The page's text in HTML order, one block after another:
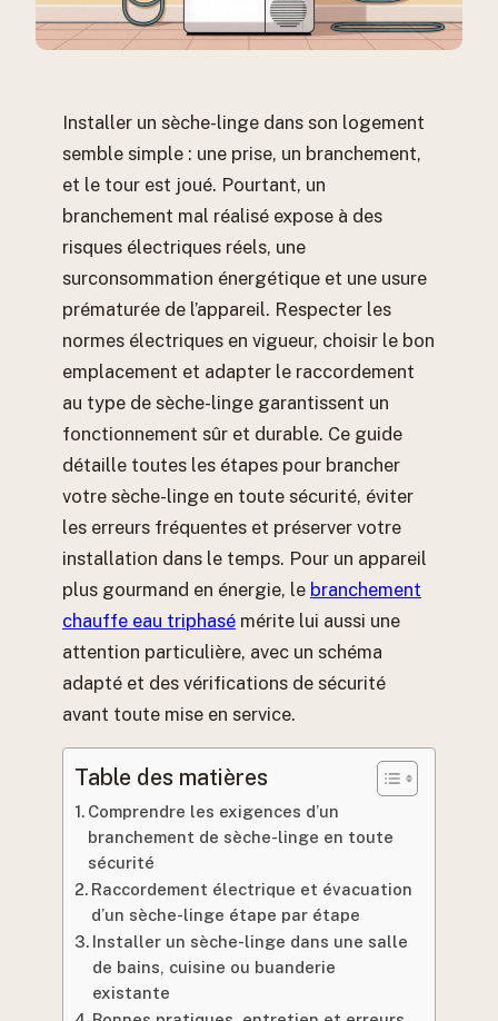
Installer un sèche-linge dans son logement
semble simple : une prise, un branchement,
et le tour est joué. Pourtant, un
branchement mal réalisé expose à des
risques électriques réels, une
surconsommation énergétique et une usure
prématurée de l’appareil. Respecter les
normes électriques en vigueur, choisir le bon
emplacement et adapter le raccordement
au type de sèche-linge garantissent un
fonctionnement sûr et durable. Ce guide
détaille toutes les étapes pour brancher
votre sèche-linge en toute sécurité, éviter
les erreurs fréquentes et préserver votre
installation dans le temps. Pour un appareil
plus gourmand en énergie, le branchement
chauffe eau triphasé mérite lui aussi une
attention particulière, avec un schéma
adapté et des vérifications de sécurité
avant toute mise en service.
Table des matières
Comprendre les exigences d’un
branchement de sèche-linge en toute
sécurité
Raccordement électrique et évacuation
d’un sèche-linge étape par étape
Installer un sèche-linge dans une salle
de bains, cuisine ou buanderie
existante